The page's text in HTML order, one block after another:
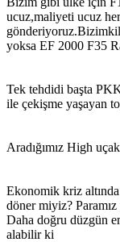
ucuz,maliyeti ucuz
yoksa EF 2000 F35
Tek tehdidi başta
ile çekişme yaşayan
Aradığımız High
Ekonomik kriz
döner miyiz?
Daha doğru düzgün
alabilir ki